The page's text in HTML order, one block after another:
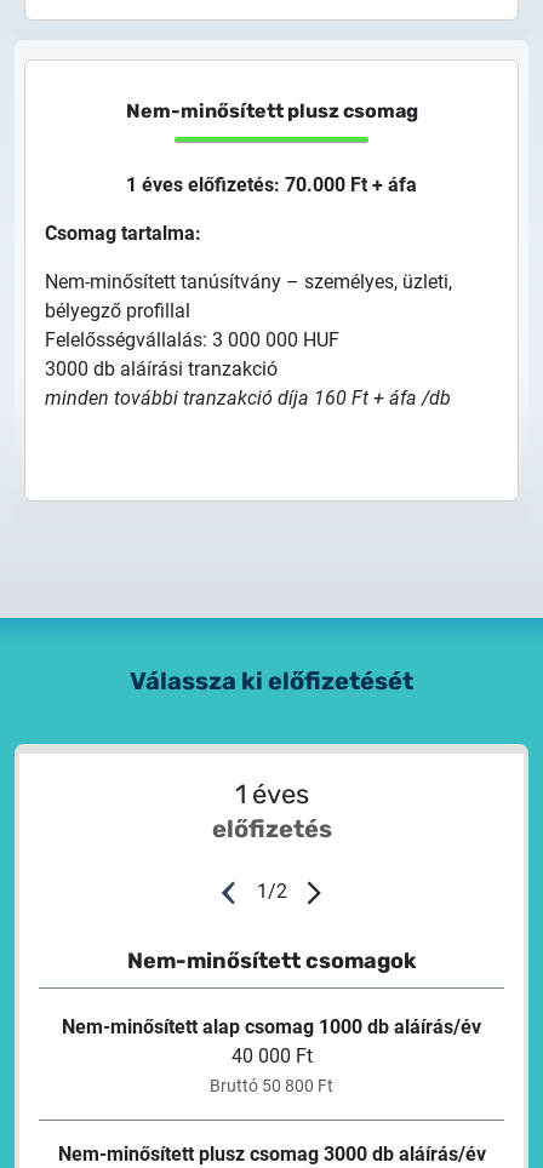
Nem-minősített plusz csomag
1 éves előfizetés: 70.000 Ft + áfa
Csomag tartalma:
Nem-minősített tanúsítvány – személyes, üzleti,
bélyegző profillal
Felelősségvállalás: 3 000 000 HUF
3000 db aláírási tranzakció
minden további tranzakció díja 160 Ft + áfa /db
Válassza ki előfizetését
1 éves
előfizetés
1/2
Nem-minősített csomagok
Nem-minősített alap csomag 1000 db aláírás/év
40 000 Ft
Bruttó 50 800 Ft
Nem-minősített plusz csomag 3000 db aláírás/év